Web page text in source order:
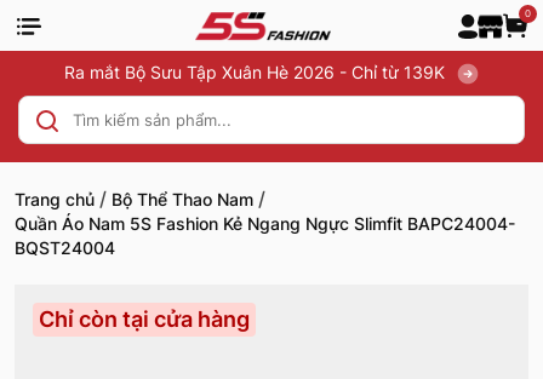
0
Ra mắt Bộ Sưu Tập Xuân Hè 2026 - Chỉ từ 139K
Trang chủ / Bộ Thể Thao Nam /
Quần Áo Nam 5S Fashion Kẻ Ngang Ngực Slimfit BAPC24004-
BQST24004
Chỉ còn tại cửa hàng